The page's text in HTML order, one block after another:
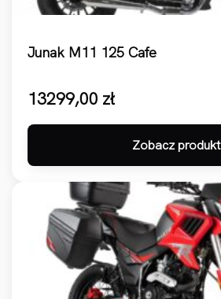
Junak M11 125 Cafe
13299,00 zł
Zobacz produkt